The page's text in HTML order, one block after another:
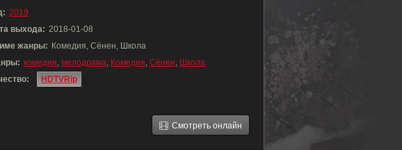
2019
выхода: 2018-01-08
жанры: Комедия, Сёнен, Школа
комедия, мелодрама, Комедия, Сёнен, Школа
HDTVRip
Смотреть онлайн